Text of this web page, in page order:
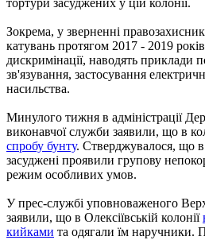
Зокрема, у зверненні
катувань протягом 2017 - 2019
дискримінації, наводять приклади
зв'язування, застосування
насильства.
Минулого тижня в адміністрації
виконавчої служби заявили, що в
спробу бунту. Стверджувалося, що в
засуджені проявили групову
режим особливих умов.
У прес-службі уповноваженого
заявили, що в Олексіївській колонії
кийками та одягали їм наручники.